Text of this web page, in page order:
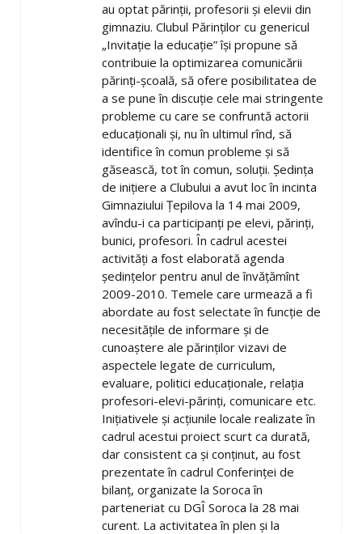
au optat părinţii, profesorii şi elevii din
gimnaziu. Clubul Părinţilor cu genericul
„Invitaţie la educaţie” îşi propune să
contribuie la optimizarea comunicării
părinţi-şcoală, să ofere posibilitatea de
a se pune în discuţie cele mai stringente
probleme cu care se confruntă actorii
educaţionali şi, nu în ultimul rînd, să
identifice în comun probleme şi să
găsească, tot în comun, soluţii. Şedinţa
de iniţiere a Clubului a avut loc în incinta
Gimnaziului Ţepilova la 14 mai 2009,
avîndu-i ca participanţi pe elevi, părinţi,
bunici, profesori. În cadrul acestei
activităţi a fost elaborată agenda
şedinţelor pentru anul de învăţămînt
2009-2010. Temele care urmează a fi
abordate au fost selectate în funcţie de
necesităţile de informare şi de
cunoaştere ale părinţilor vizavi de
aspectele legate de curriculum,
evaluare, politici educaţionale, relaţia
profesori-elevi-părinţi, comunicare etc.
Iniţiativele şi acţiunile locale realizate în
cadrul acestui proiect scurt ca durată,
dar consistent ca şi conţinut, au fost
prezentate în cadrul Conferinţei de
bilanţ, organizate la Soroca în
parteneriat cu DGÎ Soroca la 28 mai
curent. La activitatea în plen şi la